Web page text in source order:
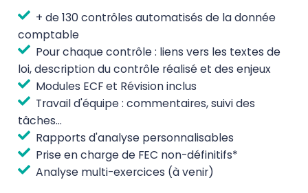
+ de 130 contrôles automatisés de la donnée
comptable
Pour chaque contrôle : liens vers les textes de
loi, description du contrôle réalisé et des enjeux
Modules ECF et Révision inclus
Travail d'équipe : commentaires, suivi des
tâches...
Rapports d'analyse personnalisables
Prise en charge de FEC non-définitifs*
Analyse multi-exercices (à venir)